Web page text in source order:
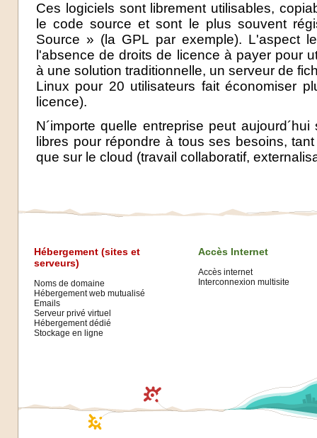
Ces logiciels sont librement utilisables,
le code source et sont le plus souvent
Source » (la GPL par exemple). L'aspect
l'absence de droits de licence à payer pour
à une solution traditionnelle, un serveur de
Linux pour 20 utilisateurs fait économiser
licence).
N´importe quelle entreprise peut
libres pour répondre à tous ses besoins,
que sur le cloud (travail collaboratif,
Hébergement (sites et
serveurs)
Noms de domaine
Hébergement web mutualisé
Emails
Serveur privé virtuel
Hébergement dédié
Stockage en ligne
Accès Internet
Accès internet
Interconnexion multisite